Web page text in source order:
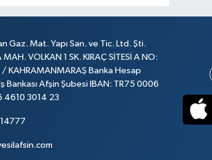
Gaz. Mat. Yapı San. ve Tic. Ltd. Şti.
MAH. VOLKAN 1 SK. KIRAÇ SİTESİ A NO:
/ KAHRAMANMARAŞ Banka Hesap
Bankası Afşin Şubesi IBAN: TR75 0006
4610 3014 23